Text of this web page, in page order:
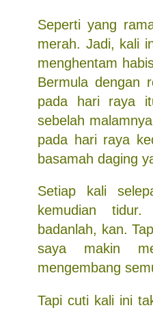
Seperti yang
merah. Jadi, kali
menghentam
Bermula dengan
pada hari raya
sebelah
pada hari raya
basamah daging
Setiap kali
kemudian
badanlah, kan.
saya makin
mengembang
Tapi cuti kali ini